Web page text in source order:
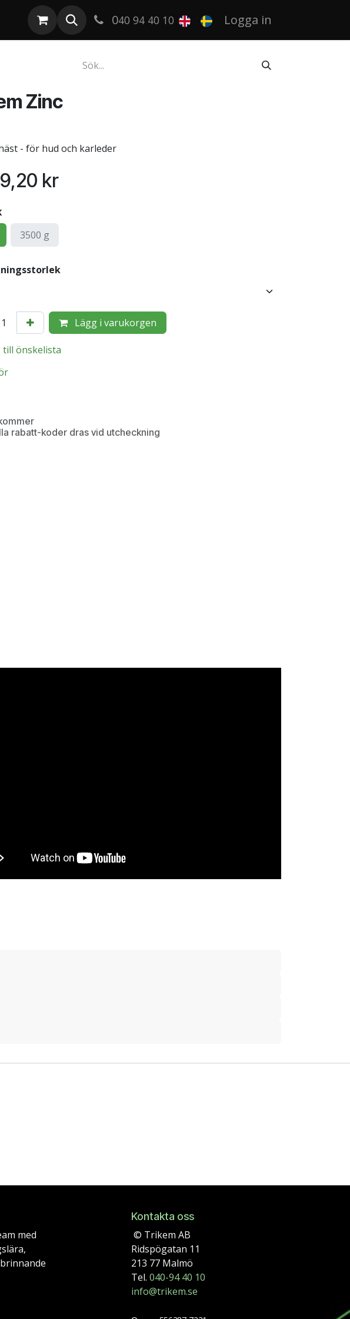
040 94 40 10 Logga in
Zinc
- för hud och karleder
kr
3500 g
Lägg i varukorgen
till önskelista
rabatt-koder dras vid utcheckning
med
Kontakta oss
© Trikem AB
Ridspögatan 11
213 77 Malmö
Tel. 040-94 40 10
info@trikem.se